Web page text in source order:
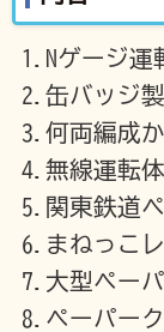
1.Nゲージ運
2.缶バッジ
3.何両編成
4.無線運転
5.関東鉄道
6.まねっこ
7.大型ペー
8.ペーパー